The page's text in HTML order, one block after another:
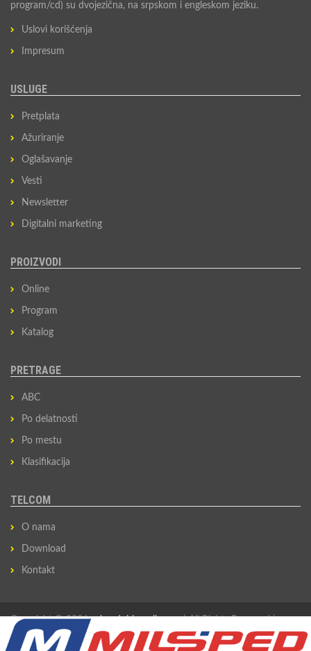
program/cd) su dvojezična, na srpskom i engleskom jeziku.
Uslovi korišćenja
Impresum
USLUGE
Pretplata
Ažuriranje
Oglašavanje
Vesti
Newsletter
Digitalni marketing
PROIZVODI
Online
Program
Katalog
PRETRAGE
ABC
Po delatnosti
Po mestu
Klasifikacija
TELCOM
O nama
Download
Kontakt
Copyright © 2026privredni-imenik.com
Izradio Sovan